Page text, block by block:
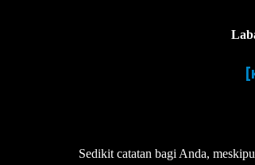
Sedikit catatan bagi Anda,